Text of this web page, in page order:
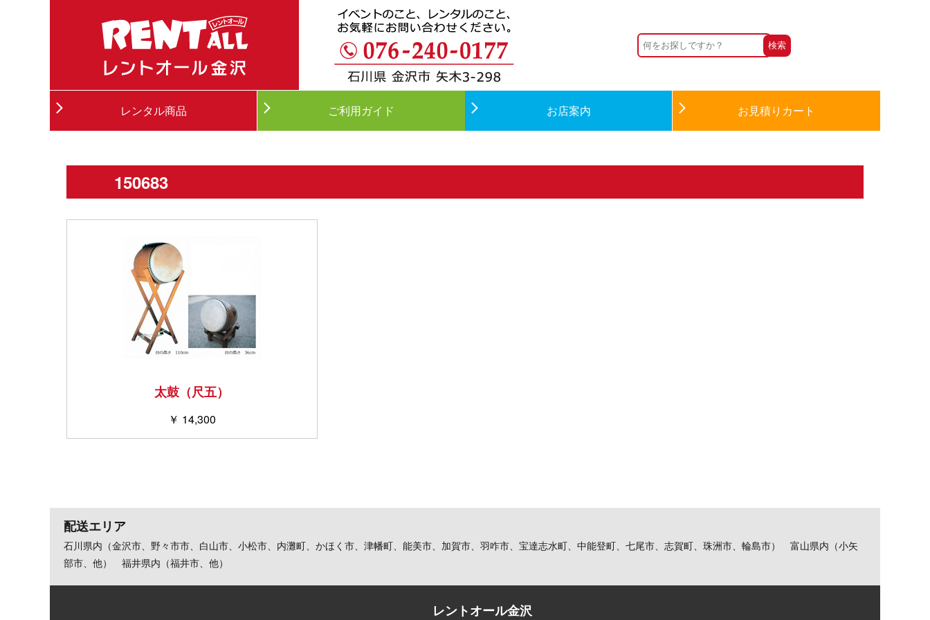
レンタル商品 ご利用ガイド お店案内 お見積りカート
150683
太鼓（尺五）
￥ 14,300
配送エリア
石川県内（金沢市、野々市市、白山市、小松市、内灘町、かほく市、津幡町、能美市、加賀市、羽咋市、宝達志水町、中能登町、七尾市、志賀町、珠洲市、輪島市） 富山県内（小矢
部市、他） 福井県内（福井市、他）
レントオール金沢